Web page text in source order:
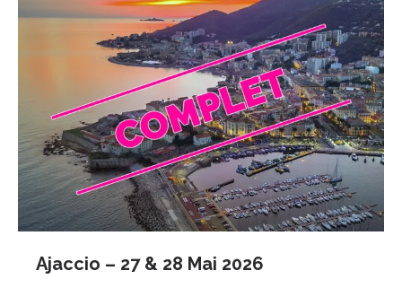
Ajaccio – 27 & 28 Mai 2026